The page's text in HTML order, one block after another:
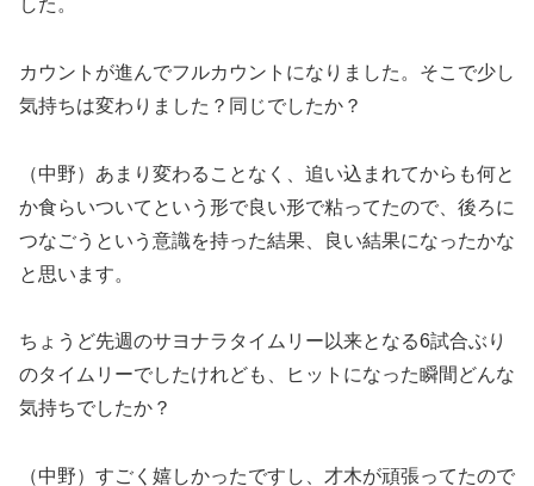
した。
カウントが進んでフルカウントになりました。そこで少し
気持ちは変わりました？同じでしたか？
（中野）あまり変わることなく、追い込まれてからも何と
か食らいついてという形で良い形で粘ってたので、後ろに
つなごうという意識を持った結果、良い結果になったかな
と思います。
ちょうど先週のサヨナラタイムリー以来となる6試合ぶり
のタイムリーでしたけれども、ヒットになった瞬間どんな
気持ちでしたか？
（中野）すごく嬉しかったですし、才木が頑張ってたので